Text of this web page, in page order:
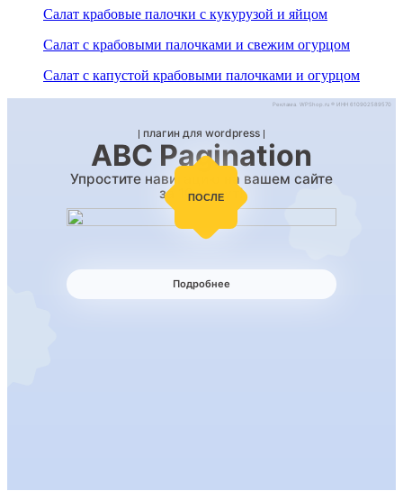
Салат крабовые палочки с кукурузой и яйцом
Салат с крабовыми палочками и свежим огурцом
Салат с капустой крабовыми палочками и огурцом